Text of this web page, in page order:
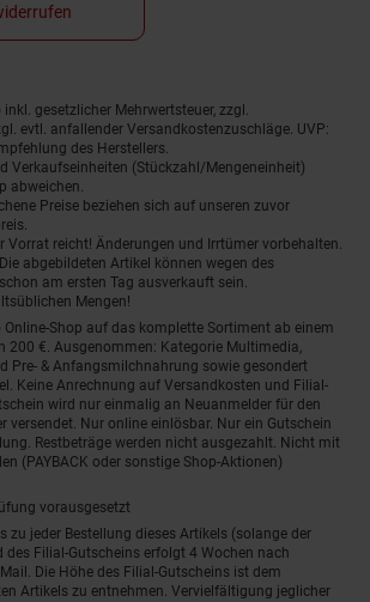
gesetzlicher Mehrwertsteuer, zzgl.
evtl. anfallender Versandkostenzuschläge. UVP:
des Herstellers.
Verkaufseinheiten (Stückzahl/Mengeneinheit)
abweichen.
Preise beziehen sich auf unseren zuvor
Vorrat reicht! Änderungen und Irrtümer vorbehalten.
abgebildeten Artikel können wegen des
am ersten Tag ausverkauft sein.
Mengen!
Shop auf das komplette Sortiment ab einem
200 €. Ausgenommen: Kategorie Multimedia,
Pre- & Anfangsmilchnahrung sowie gesondert
Keine Anrechnung auf Versandkosten und Filial-
wird nur einmalig an Neuanmelder für den
versendet. Nur online einlösbar. Nur ein Gutschein
Restbeträge werden nicht ausgezahlt. Nicht mit
(PAYBACK oder sonstige Shop-Aktionen)
vorausgesetzt
zu jeder Bestellung dieses Artikels (solange der
des Filial-Gutscheins erfolgt 4 Wochen nach
Die Höhe des Filial-Gutscheins ist dem
Artikels zu entnehmen. Vervielfältigung jeglicher